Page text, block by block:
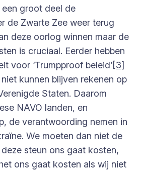
groot deel de
de Zwarte Zee weer terug
deze oorlog winnen maar de
is cruciaal. Eerder hebben
voor ‘Trumpproof beleid’[3]
kunnen blijven rekenen op
Staten. Daarom
NAVO landen, en
de verantwoording nemen in
We moeten dan niet de
steun ons gaat kosten,
ons gaat kosten als wij niet